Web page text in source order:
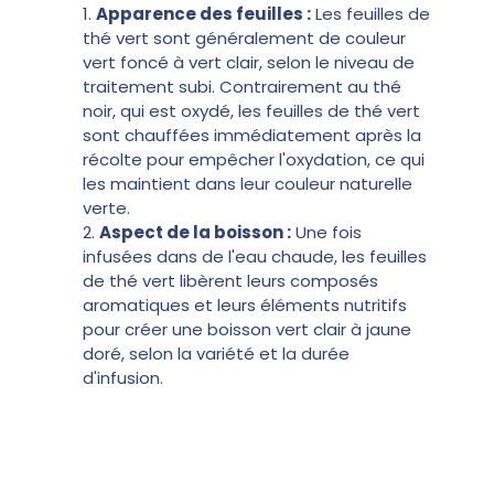
Apparence des feuilles :Les feuilles de
thé vert sont généralement de couleur
vert foncé à vert clair, selon le niveau de
traitement subi. Contrairement au thé
noir, qui est oxydé, les feuilles de thé vert
sont chauffées immédiatement après la
récolte pour empêcher l'oxydation, ce qui
les maintient dans leur couleur naturelle
verte.
Aspect de la boisson :Une fois
infusées dans de l'eau chaude, les feuilles
de thé vert libèrent leurs composés
aromatiques et leurs éléments nutritifs
pour créer une boisson vert clair à jaune
doré, selon la variété et la durée
d'infusion.